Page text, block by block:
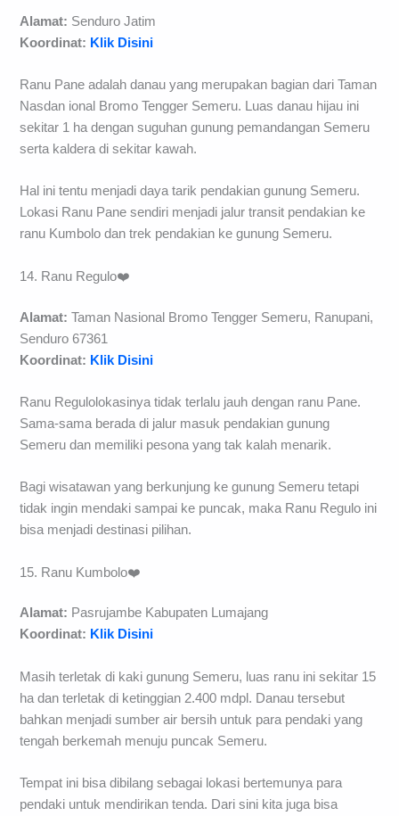
Alamat: Senduro Jatim
Koordinat: Klik Disini
Ranu Pane adalah danau yang merupakan bagian dari Taman
Nasdan ional Bromo Tengger Semeru. Luas danau hijau ini
sekitar 1 ha dengan suguhan gunung pemandangan Semeru
serta kaldera di sekitar kawah.
Hal ini tentu menjadi daya tarik pendakian gunung Semeru.
Lokasi Ranu Pane sendiri menjadi jalur transit pendakian ke
ranu Kumbolo dan trek pendakian ke gunung Semeru.
14. Ranu Regulo❤️
Alamat: Taman Nasional Bromo Tengger Semeru, Ranupani,
Senduro 67361
Koordinat: Klik Disini
Ranu Regulolokasinya tidak terlalu jauh dengan ranu Pane.
Sama-sama berada di jalur masuk pendakian gunung
Semeru dan memiliki pesona yang tak kalah menarik.
Bagi wisatawan yang berkunjung ke gunung Semeru tetapi
tidak ingin mendaki sampai ke puncak, maka Ranu Regulo ini
bisa menjadi destinasi pilihan.
15. Ranu Kumbolo❤️
Alamat: Pasrujambe Kabupaten Lumajang
Koordinat: Klik Disini
Masih terletak di kaki gunung Semeru, luas ranu ini sekitar 15
ha dan terletak di ketinggian 2.400 mdpl. Danau tersebut
bahkan menjadi sumber air bersih untuk para pendaki yang
tengah berkemah menuju puncak Semeru.
Tempat ini bisa dibilang sebagai lokasi bertemunya para
pendaki untuk mendirikan tenda. Dari sini kita juga bisa